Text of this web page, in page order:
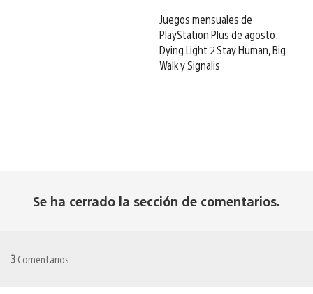
Juegos mensuales de
PlayStation Plus de agosto:
Dying Light 2 Stay Human, Big
Walk y Signalis
Se ha cerrado la sección de comentarios.
3 Comentarios